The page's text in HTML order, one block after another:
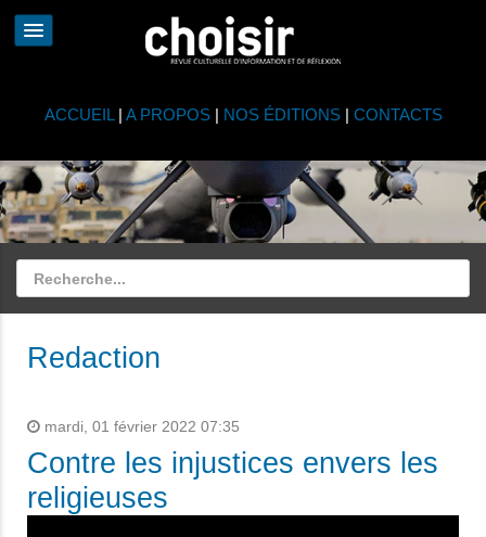
ACCUEIL | A PROPOS| NOS ÉDITIONS| CONTACTS
Redaction
mardi, 01 février 2022 07:35
Contre les injustices envers les
religieuses